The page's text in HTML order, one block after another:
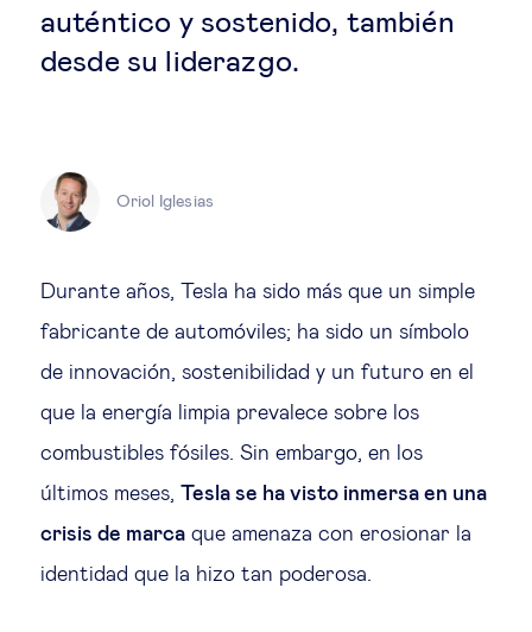
Cambio tecnológico &
transformación digital
Educación del futuro
Tecnología jurídica
Social
Cohesión social & integración
auténtico y sostenido, también
desde su liderazgo.
Oriol Iglesias
Durante años, Tesla ha sido más que un simple
fabricante de automóviles; ha sido un símbolo
de innovación, sostenibilidad y un futuro en el
que la energía limpia prevalece sobre los
combustibles fósiles. Sin embargo, en los
últimos meses, Tesla se ha visto inmersa en una
crisis de marca que amenaza con erosionar la
identidad que la hizo tan poderosa.